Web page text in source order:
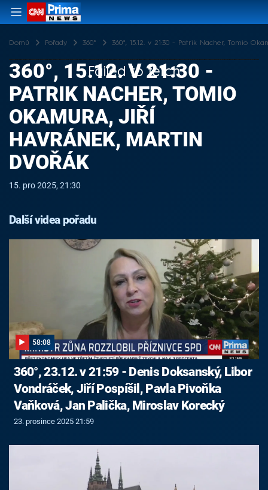
Domů Pořady 360° 360°, 15.12. v 21:30 - Patrik Nacher, Tomio
Failed to fetch
360°, 15.12. V 21:30 -
PATRIK NACHER, TOMIO
OKAMURA, JIŘÍ
HAVRÁNEK, MARTIN
DVOŘÁK
15. pro 2025, 21:30
Další videa pořadu
58:08
360°, 23.12. v 21:59 - Denis Doksanský, Libor
Vondráček, Jiří Pospíšil, Pavla Pivoňka
Vaňková, Jan Palička, Miroslav Korecký
23. prosince 2025 21:59